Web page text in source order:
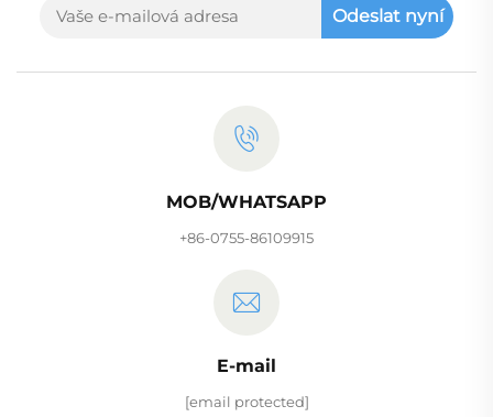
Odeslat nyní
MOB/WHATSAPP
+86-0755-86109915
E-mail
[email protected]